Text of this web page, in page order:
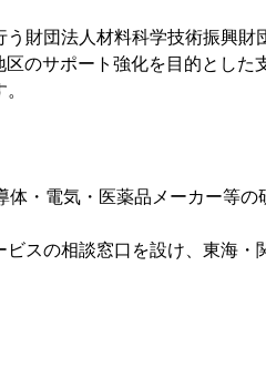
財団法人材料科学技術振興財
のサポート強化を目的とした
・電気・医薬品メーカー等の
スの相談窓口を設け、東海・